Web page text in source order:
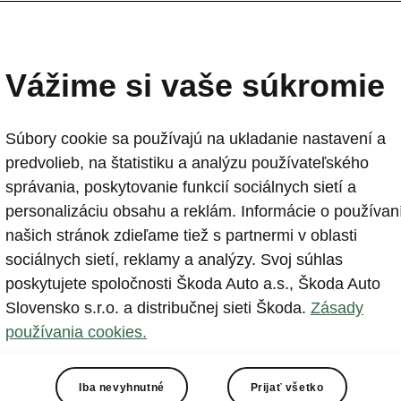
2024-10-09T08:34:37.272+00:00
Škoda Motorsport predstavuje nový koncept plne
vozidla: Enyaq RS Race. Koncept vychádza z
podporuje vývoj inovatívnych technológií a
pilotný projekt pre budúce sériovo vyrábané modely.
a výrazne ľahší: Škoda Motorsport vyvíja plne
ktorý vychádza z modelu Škoda Enyaq Coupé RS
Vážime si vaše súkromie
Súbory cookie sa používajú na ukladanie nastavení a
predvolieb, na štatistiku a analýzu používateľského
správania, poskytovanie funkcií sociálnych sietí a
personalizáciu obsahu a reklám. Informácie o
našich stránok zdieľame tiež s partnermi v oblasti
sociálnych sietí, reklamy a analýzy. Svoj súhlas
poskytujete spoločnosti Škoda Auto a.s., Škoda Auto
Slovensko s.r.o. a distribučnej sieti Škoda. Zásady
používania cookies.
Iba nevyhnutné Prijať všetko